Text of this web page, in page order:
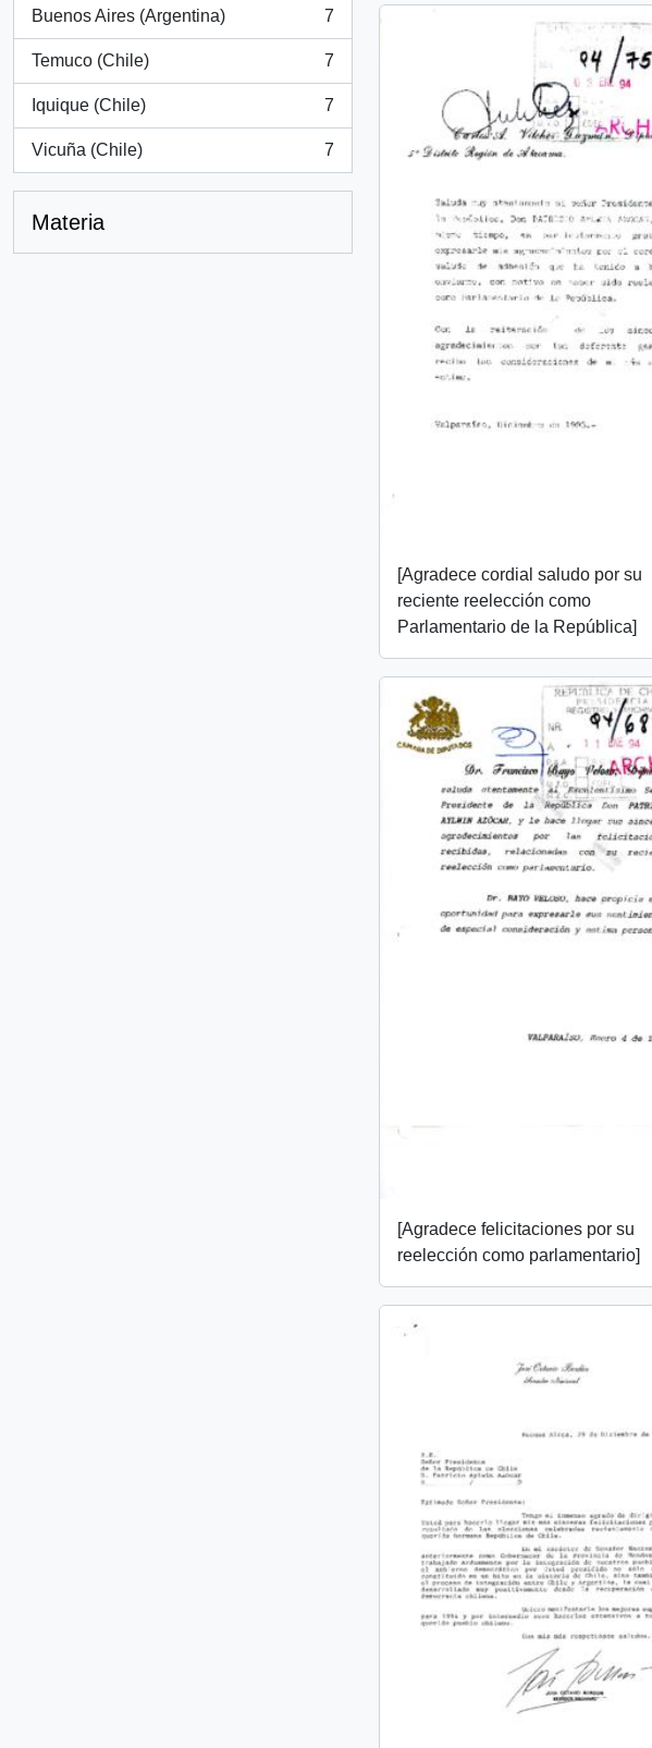
Buenos Aires (Argentina)
, 7 resultados
7
Temuco (Chile)
, 7 resultados
7
Iquique (Chile)
, 7 resultados
7
Vicuña (Chile)
, 7 resultados
7
Materia
[Agradece cordial saludo por su
reciente reelección como
Parlamentario de la República]
[Agradece felicitaciones por su
reelección como parlamentario]